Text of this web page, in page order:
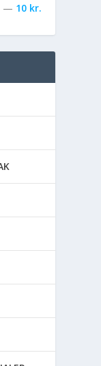
— 10 kr.